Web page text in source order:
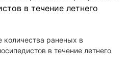
количества раненых в
в течение летнего